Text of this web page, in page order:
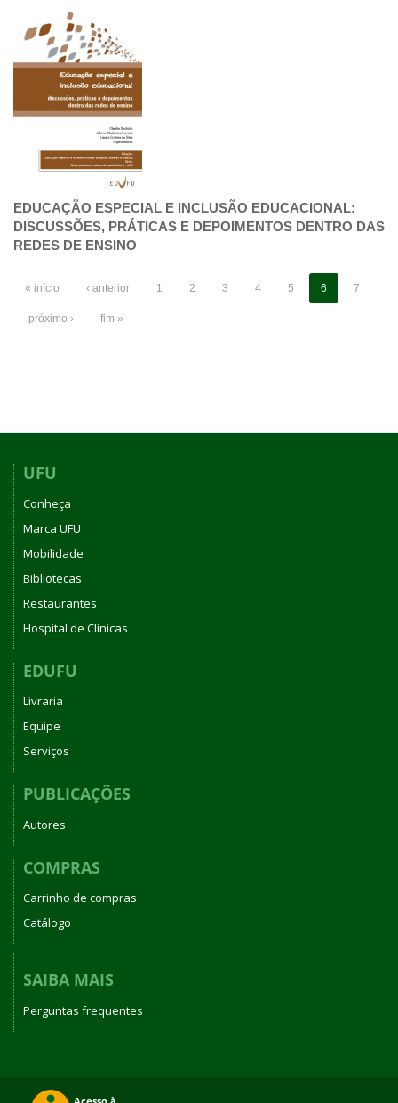
EDUCAÇÃO ESPECIAL E INCLUSÃO EDUCACIONAL:
DISCUSSÕES, PRÁTICAS E DEPOIMENTOS DENTRO DAS
REDES DE ENSINO
« início ‹ anterior 1 2 3 4 5 6 7
próximo › fim »
UFU
Conheça
Marca UFU
Mobilidade
Bibliotecas
Restaurantes
Hospital de Clínicas
EDUFU
Livraria
Equipe
Serviços
PUBLICAÇÕES
Autores
COMPRAS
Carrinho de compras
Catálogo
SAIBA MAIS
Perguntas frequentes